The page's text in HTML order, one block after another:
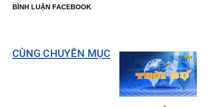
BÌNH LUẬN FACEBOOK
CÙNG CHUYÊN MỤC